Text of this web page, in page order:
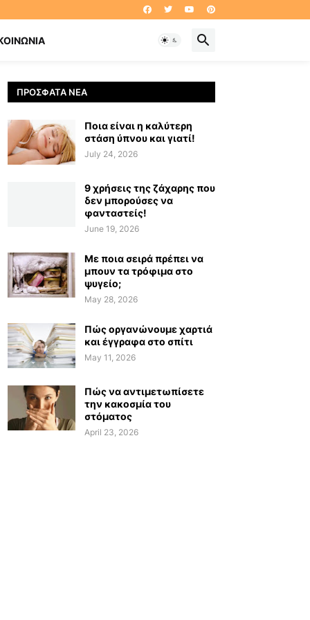
ΠΡΌΣΦΑΤΑ ΝΈΑ
Ποια είναι η καλύτερη
στάση ύπνου και γιατί!
July 24, 2026
9 χρήσεις της ζάχαρης που
δεν μπορούσες να
φανταστείς!
June 19, 2026
Με ποια σειρά πρέπει να
μπουν τα τρόφιμα στο
ψυγείο;
May 28, 2026
Πώς οργανώνουμε χαρτιά
και έγγραφα στο σπίτι
May 11, 2026
Πώς να αντιμετωπίσετε
την κακοσμία του
στόματος
April 23, 2026